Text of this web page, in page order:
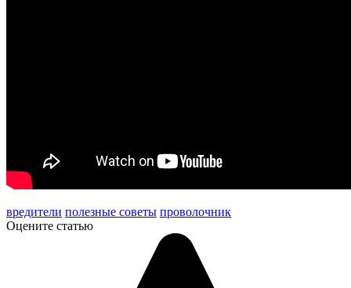
вредители полезные советы проволочник
Оцените статью